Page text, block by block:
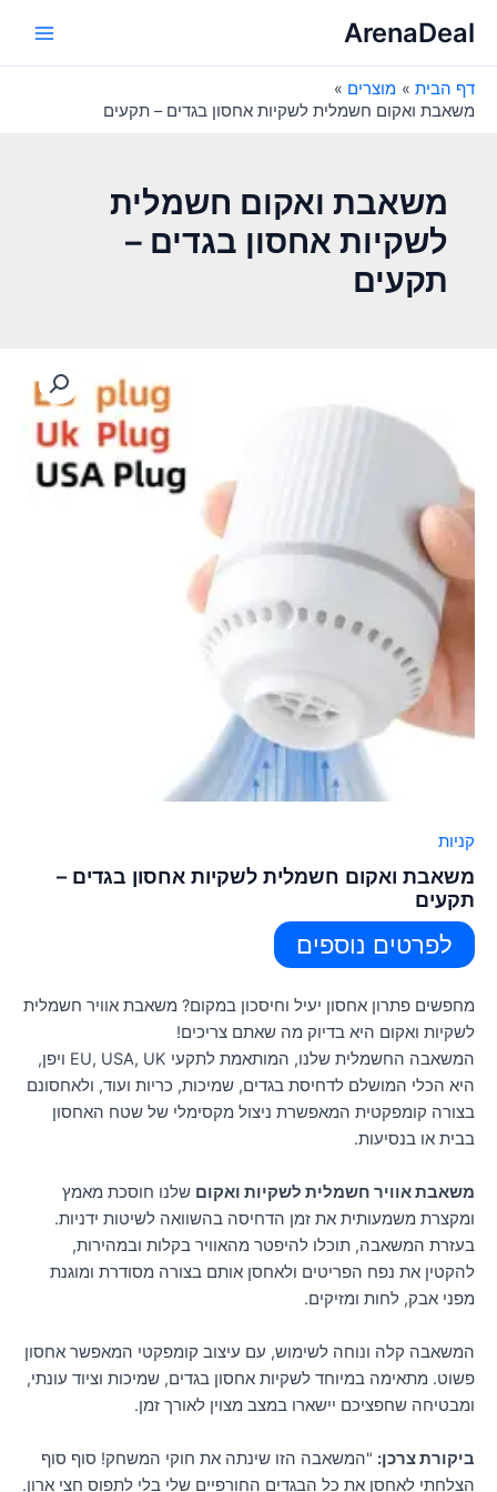
לתוכןArenaDeal
דף הבית
מוצרים
משאבת ואקום חשמלית לשקיות אחסון בגדים – תקעים
משאבת ואקום חשמלית
לשקיות אחסון בגדים –
תקעים
קניות
משאבת ואקום חשמלית לשקיות אחסון בגדים –
תקעים
לפרטים נוספים
מחפשים פתרון אחסון יעיל וחיסכון במקום? משאבת אוויר חשמלית
לשקיות ואקום היא בדיוק מה שאתם צריכים!
המשאבה החשמלית שלנו, המותאמת לתקעי EU, USA, UK ויפן,
היא הכלי המושלם לדחיסת בגדים, שמיכות, כריות ועוד, ולאחסונם
בצורה קומפקטית המאפשרת ניצול מקסימלי של שטח האחסון
בבית או בנסיעות.
משאבת אוויר חשמלית לשקיות ואקום שלנו חוסכת מאמץ
ומקצרת משמעותית את זמן הדחיסה בהשוואה לשיטות ידניות.
בעזרת המשאבה, תוכלו להיפטר מהאוויר בקלות ובמהירות,
להקטין את נפח הפריטים ולאחסן אותם בצורה מסודרת ומוגנת
מפני אבק, לחות ומזיקים.
המשאבה קלה ונוחה לשימוש, עם עיצוב קומפקטי המאפשר אחסון
פשוט. מתאימה במיוחד לשקיות אחסון בגדים, שמיכות וציוד עונתי,
ומבטיחה שחפציכם יישארו במצב מצוין לאורך זמן.
ביקורת צרכן: "המשאבה הזו שינתה את חוקי המשחק! סוף סוף
הצלחתי לאחסן את כל הבגדים החורפיים שלי בלי לתפוס חצי ארון.